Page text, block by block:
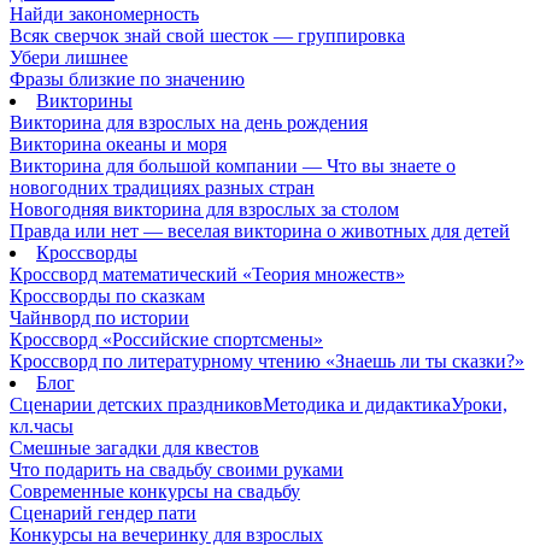
Найди закономерность
Всяк сверчок знай свой шесток — группировка
Убери лишнее
Фразы близкие по значению
Викторины
Викторина для взрослых на день рождения
Викторина океаны и моря
Викторина для большой компании — Что вы знаете о
новогодних традициях разных стран
Новогодняя викторина для взрослых за столом
Правда или нет — веселая викторина о животных для детей
Кроссворды
Кроссворд математический «Теория множеств»
Кроссворды по сказкам
Чайнворд по истории
Кроссворд «Российские спортсмены»
Кроссворд по литературному чтению «Знаешь ли ты сказки?»
Блог
Сценарии детских праздниковМетодика и дидактикаУроки,
кл.часы
Смешные загадки для квестов
Что подарить на свадьбу своими руками
Современные конкурсы на свадьбу
Сценарий гендер пати
Конкурсы на вечеринку для взрослых